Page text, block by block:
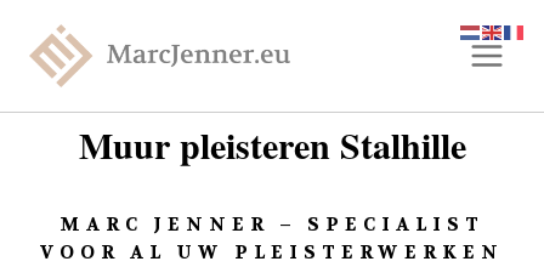
Muur pleisteren Stalhille
MARC JENNER – SPECIALIST
VOOR AL UW PLEISTERWERKEN